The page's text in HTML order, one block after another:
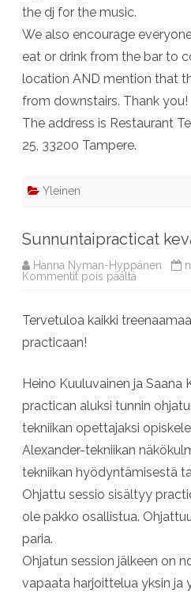
the dj for the music.
We also encourage
eat or drink from the bar to
location AND mention that
from downstairs. Thank you!
The address is Restaurant
25, 33200 Tampere.
Yleinen
Sunnuntaipracticat
Hanna Nyman-Hyppänen
Kommentit pois päältä
Tervetuloa kaikki
practicaan!
Heino Kuuluvainen ja Saana
practican aluksi tunnin
tekniikan opettajaksi
Alexander-tekniikan
tekniikan hyödyntämisestä
Ohjattu sessio sisältyy
ole pakko osallistua.
paria.
Ohjatun session jälkeen on
vapaata harjoittelua yksin ja